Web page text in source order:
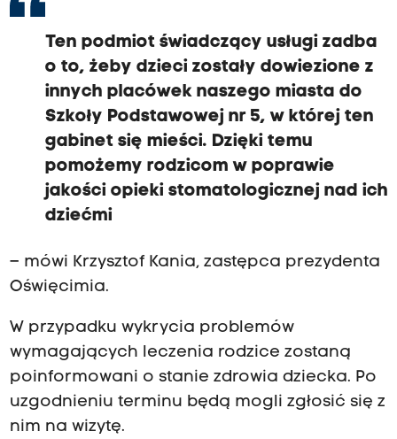
Ten podmiot świadczący usługi zadba
o to, żeby dzieci zostały dowiezione z
innych placówek naszego miasta do
Szkoły Podstawowej nr 5, w której ten
gabinet się mieści. Dzięki temu
pomożemy rodzicom w poprawie
jakości opieki stomatologicznej nad ich
dziećmi
– mówi Krzysztof Kania, zastępca prezydenta
Oświęcimia.
W przypadku wykrycia problemów
wymagających leczenia rodzice zostaną
poinformowani o stanie zdrowia dziecka. Po
uzgodnieniu terminu będą mogli zgłosić się z
nim na wizytę.